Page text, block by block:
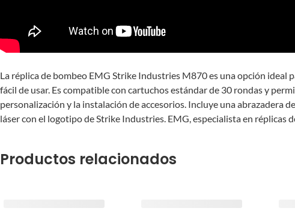
La réplica de bombeo EMG Strike Industries M870 es una opción
fácil de usar. Es compatible con cartuchos estándar de 30 rondas y
personalización y la instalación de accesorios. Incluye una
láser con el logotipo de Strike Industries. EMG, especialista en réplicas
Productos relacionados